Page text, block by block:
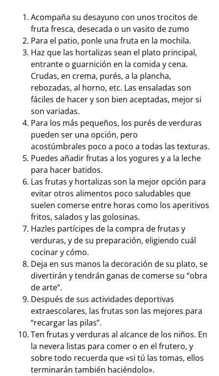
Acompaña su desayuno con unos trocitos de
fruta fresca, desecada o un vasito de zumo
Para el patio, ponle una fruta en la mochila.
Haz que las hortalizas sean el plato principal,
entrante o guarnición en la comida y cena.
Crudas, en crema, purés, a la plancha,
rebozadas, al horno, etc. Las ensaladas son
fáciles de hacer y son bien aceptadas, mejor si
son variadas.
Para los más pequeños, los purés de verduras
pueden ser una opción, pero
acostúmbrales poco a poco a todas las texturas.
Puedes añadir frutas a los yogures y a la leche
para hacer batidos.
Las frutas y hortalizas son la mejor opción para
evitar otros alimentos poco saludables que
suelen comerse entre horas como los aperitivos
fritos, salados y las golosinas.
Hazles partícipes de la compra de frutas y
verduras, y de su preparación, eligiendo cuál
cocinar y cómo.
Deja en sus manos la decoración de su plato, se
divertirán y tendrán ganas de comerse su “obra
de arte”.
Después de sus actividades deportivas
extraescolares, las frutas son las mejores para
“recargar las pilas”.
Ten frutas y verduras al alcance de los niños. En
la nevera listas para comer o en el frutero, y
sobre todo recuerda que «si tú las tomas, ellos
terminarán también haciéndolo».